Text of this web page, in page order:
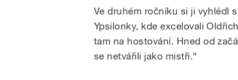
Ve druhém ročníku si ji vyhlédl
Ypsilonky, kde excelovali
tam na hostování. Hned od
se netvářili jako mistři.“